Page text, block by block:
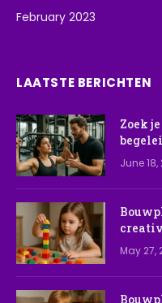
February 2023
LAATSTE BERICHTEN
Zoek
June 18,
May 27,